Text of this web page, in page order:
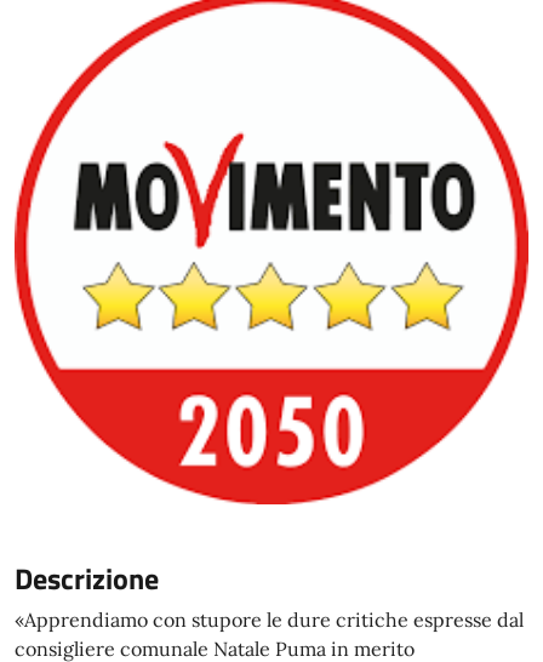
Descrizione
«Apprendiamo con stupore le dure critiche espresse dal
consigliere comunale Natale Puma in merito